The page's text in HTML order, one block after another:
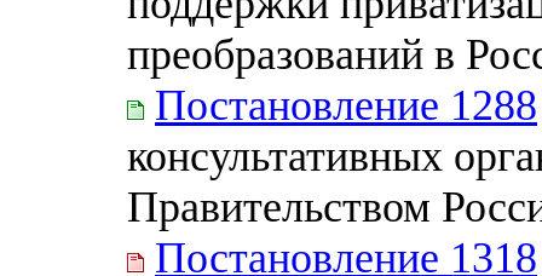
преобразований в
Постановление 1288
консультативных
Правительством
Постановление 1318